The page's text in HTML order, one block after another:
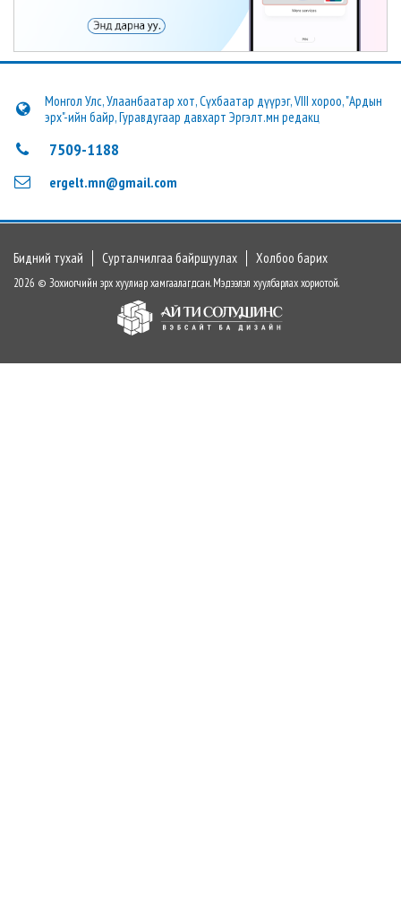
Монгол Улс, Улаанбаатар хот, Сүхбаатар дүүрэг, VIII хороо, "Ардын
эрх"-ийн байр, Гуравдугаар давхарт Эргэлт.мн редакц
7509-1188
ergelt.mn@gmail.com
Бидний тухай Сурталчилгаа байршуулах Холбоо барих
2026 © Зохиогчийн эрх хуулиар хамгаалагдсан. Мэдээлэл хуулбарлах хориотой.